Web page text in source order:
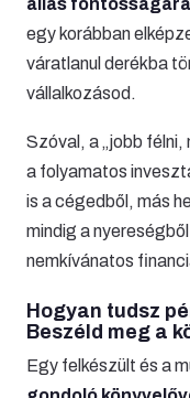
állás fontosságára
egy korábban
váratlanul derékba
vállalkozásod.
Szóval, a „jobb félni,
a folyamatos
is a cégedből, más
mindig a
nemkívánatos
Hogyan tudsz
Beszéld meg a
Egy felkészült és a